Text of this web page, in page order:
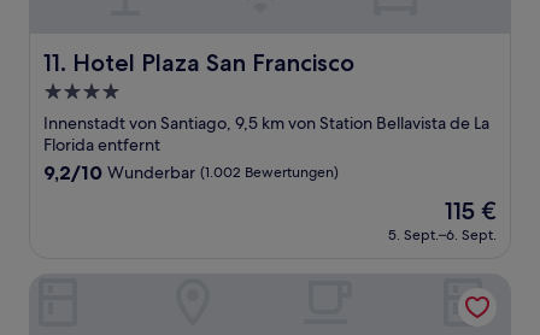
11. Hotel Plaza San Francisco
Hotel Plaza San Francisco
4.0-
Sterne-
Unterkunft
Innenstadt von Santiago, 9,5 km von Station Bellavista de La
Florida entfernt
9.2
Bewertungen)
9,2/10 Wunderbar (1.002 Bewertungen)
Der
Preis
beträgt
115 €
5. Sept.–6. Sept.